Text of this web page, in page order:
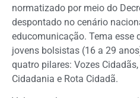
normatizado por meio do
despontado no cenário
educomunicação. Tema esse
jovens bolsistas (16 a 29
quatro pilares: Vozes
Cidadania e Rota Cidadã.